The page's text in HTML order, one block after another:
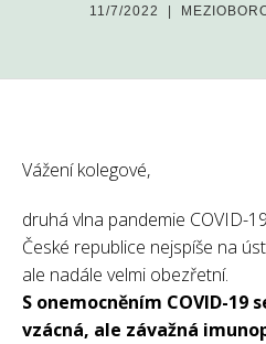
11/7/2022
Vážení kolegové,
druhá vlna pandemie COVID-
České republice nejspíše na
ale nadále velmi obezřetní.
S onemocněním COVID-19
vzácná, ale závažná